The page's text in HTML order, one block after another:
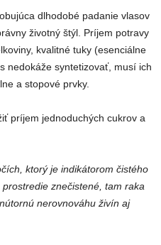
dlhodobé padanie vlasov
životný štýl. Príjem potravy
kvalitné tuky (esenciálne
nedokáže syntetizovať, musí ich
a stopové prvky.
príjem jednoduchých cukrov a
ktorý je indikátorom čistého
znečistené, tam raka
nerovnováhu živín aj